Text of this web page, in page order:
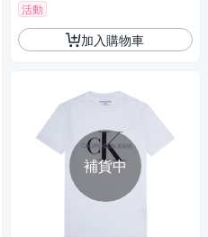
活動
加入購物車
補貨中